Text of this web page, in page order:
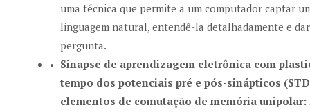
uma técnica que permite a um computador captar
linguagem natural, entendê-la detalhadamente e
pergunta.
Sinapse de aprendizagem eletrônica com
tempo dos potenciais pré e pós-sinápticos
elementos de comutação de memória unipolar: